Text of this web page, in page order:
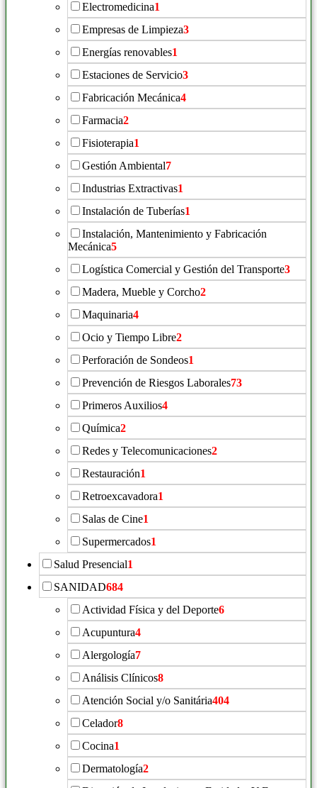
Electromedicina1
Empresas de Limpieza3
Energías renovables1
Estaciones de Servicio3
Fabricación Mecánica4
Farmacia2
Fisioterapia1
Gestión Ambiental7
Industrias Extractivas1
Instalación de Tuberías1
Instalación, Mantenimiento y Fabricación
Mecánica5
Logística Comercial y Gestión del Transporte3
Madera, Mueble y Corcho2
Maquinaria4
Ocio y Tiempo Libre2
Perforación de Sondeos1
Prevención de Riesgos Laborales73
Primeros Auxilios4
Química2
Redes y Telecomunicaciones2
Restauración1
Retroexcavadora1
Salas de Cine1
Supermercados1
Salud Presencial1
SANIDAD684
Actividad Física y del Deporte6
Acupuntura4
Alergología7
Análisis Clínicos8
Atención Social y/o Sanitária404
Celador8
Cocina1
Dermatología2